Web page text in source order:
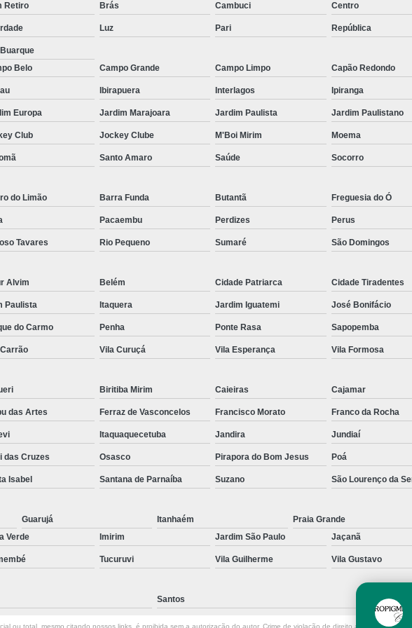
Micropigmentação na Barba ABC Paulista
Nano Micropigmentação de Barba Mauá
Nano
Nano Pigmentação Cabelo Rio Grande da Serra
Nano
Nano Pigmentação da Barba São
Nano Pigmentação de Barba
Nano Pigmentação na Barba Rio
Nano Pigmentação no Cabelo ABC Paulista
Pigmentação Capilar 3d
Pigmentação Capilar
Pigmentação Capilar em Entradas
Pigmentação de Cabelo Masculino
Pigmentação na Careca
Pigmentação
Preenchimento Capilar Central
Preenchimento Capilar com Micropigmentação
Preenchimento Capilar Feminino
Preenchimento Capilar na Testa
Preenchimento Capilar para Diminuir Testa
Tratamento de Calvície Feminina
Tratamento para a Calvície Feminina
Tratamento
Tratamento para Calvície com Pigmentação
Retiro Brás Cambuci Centro
Luz Pari República
Belo Campo Grande Campo Limpo Capão Redondo
Ibirapuera Interlagos Ipiranga
Europa Jardim Marajoara Jardim Paulista Jardim Paulistano
Club Jockey Clube M'Boi Mirim Moema
Santo Amaro Saúde Socorro
do Limão Barra Funda Butantã Freguesia do Ó
Pacaembu Perdizes Perus
Tavares Rio Pequeno Sumaré São Domingos
Alvim Belém Cidade Patriarca Cidade Tiradentes
Paulista Itaquera Jardim Iguatemi José Bonifácio
do Carmo Penha Ponte Rasa Sapopemba
Vila Curuçá Vila Esperança Vila Formosa
Biritiba Mirim Caieiras Cajamar
das Artes Ferraz de Vasconcelos Francisco Morato Franco da Rocha
Itaquaquecetuba Jandira Jundiaí
das Cruzes Osasco Pirapora do Bom Jesus Poá
Isabel Santana de Parnaíba Suzano São Lourenço da
Guarujá Itanhaém Praia Grande
Verde Imirim Jardim São Paulo Jaçanã
Tucuruvi Vila Guilherme Vila Gustavo
Santos
ou total, mesmo citando nossos links, é proibida sem a autorização do autor. Crime de violação de direito autoral – artigo